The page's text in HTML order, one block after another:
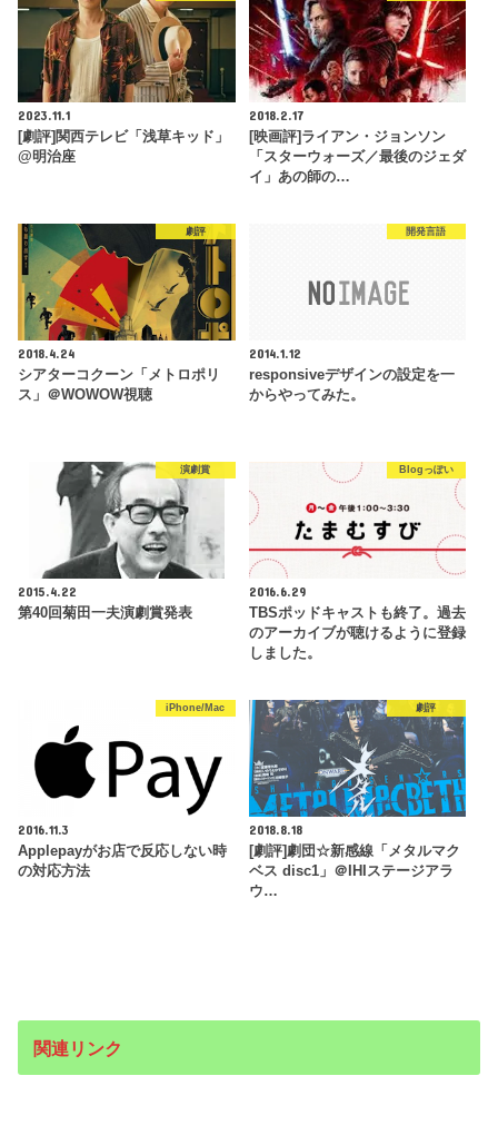
2023.11.1
[劇評]関西テレビ「浅草キッド」
@明治座
2018.2.17
[映画評]ライアン・ジョンソン
「スターウォーズ／最後のジェダ
イ」あの師の…
劇評
2018.4.24
シアターコクーン「メトロポリ
ス」＠WOWOW視聴
開発言語
2014.1.12
responsiveデザインの設定を一
からやってみた。
演劇賞
2015.4.22
第40回菊田一夫演劇賞発表
Blogっぽい
2016.6.29
TBSポッドキャストも終了。過去
のアーカイブが聴けるように登録
しました。
iPhone/Mac
2016.11.3
Applepayがお店で反応しない時
の対応方法
劇評
2018.8.18
[劇評]劇団☆新感線「メタルマク
ベス disc1」＠IHIステージアラ
ウ…
関連リンク